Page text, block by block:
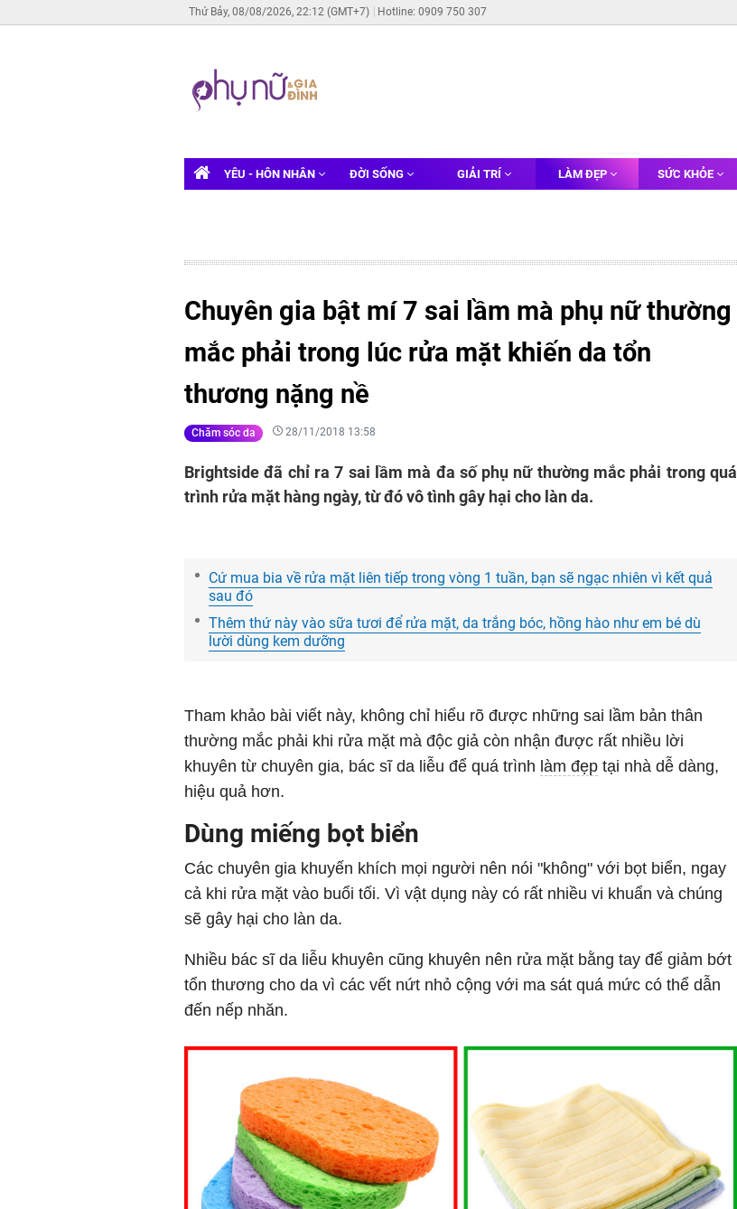
Thứ Bảy, 08/08/2026, 22:12 (GMT+7) Hotline: 0909 750 307
YÊU - HÔN NHÂN ĐỜI SỐNG GIẢI TRÍ LÀM ĐẸP SỨC KHỎE
Chuyên gia bật mí 7 sai lầm mà phụ nữ thường
mắc phải trong lúc rửa mặt khiến da tổn
thương nặng nề
Chăm sóc da 28/11/2018 13:58
Brightside đã chỉ ra 7 sai lầm mà đa số phụ nữ thường mắc phải trong quá
trình rửa mặt hàng ngày, từ đó vô tình gây hại cho làn da.
Cứ mua bia về rửa mặt liên tiếp trong vòng 1 tuần, bạn sẽ ngạc nhiên vì kết quả
sau đó
Thêm thứ này vào sữa tươi để rửa mặt, da trắng bóc, hồng hào như em bé dù
lười dùng kem dưỡng
Tham khảo bài viết này, không chỉ hiểu rõ được những sai lầm bản thân
thường mắc phải khi rửa mặt mà độc giả còn nhận được rất nhiều lời
khuyên từ chuyên gia, bác sĩ da liễu để quá trình làm đẹp tại nhà dễ dàng,
hiệu quả hơn.
Dùng miếng bọt biển
Các chuyên gia khuyến khích mọi người nên nói "không" với bọt biển, ngay
cả khi rửa mặt vào buổi tối. Vì vật dụng này có rất nhiều vi khuẩn và chúng
sẽ gây hại cho làn da.
Nhiều bác sĩ da liễu khuyên cũng khuyên nên rửa mặt bằng tay để giảm bớt
tổn thương cho da vì các vết nứt nhỏ cộng với ma sát quá mức có thể dẫn
đến nếp nhăn.